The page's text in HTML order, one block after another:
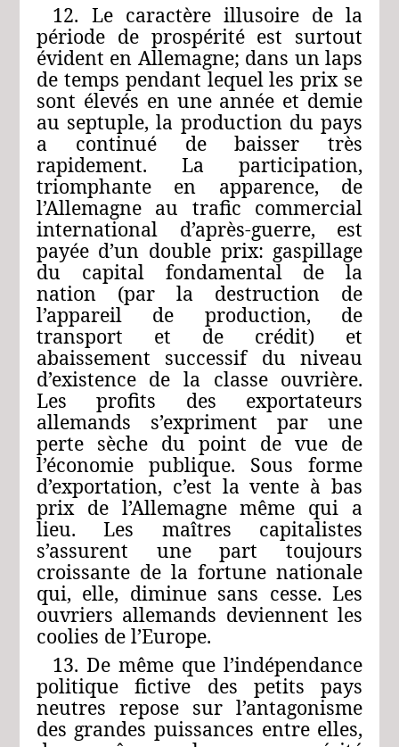
12. Le caractère illusoire de la
période de prospérité est surtout
évident en Allemagne; dans un laps
de temps pendant lequel les prix se
sont élevés en une année et demie
au septuple, la production du pays
a continué de baisser très
rapidement. La participation,
triomphante en apparence, de
l’Allemagne au trafic commercial
international d’après‑guerre, est
payée d’un double prix: gaspillage
du capital fondamental de la
nation (par la destruction de
l’appareil de production, de
transport et de crédit) et
abaissement successif du niveau
d’existence de la classe ouvrière.
Les profits des exportateurs
allemands s’expriment par une
perte sèche du point de vue de
l’économie publique. Sous forme
d’exportation, c’est la vente à bas
prix de l’Allemagne même qui a
lieu. Les maîtres capitalistes
s’assurent une part toujours
croissante de la fortune nationale
qui, elle, diminue sans cesse. Les
ouvriers allemands deviennent les
coolies de l’Europe.
13. De même que l’indépendance
politique fictive des petits pays
neutres repose sur l’antagonisme
des grandes puissances entre elles,